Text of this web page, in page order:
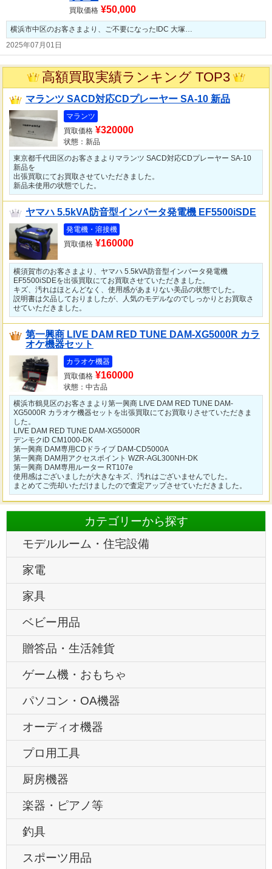
買取価格 ¥50,000
横浜市中区のお客さまより、ご不要になったIDC 大塚…
2025年07月01日
高額買取実績ランキング TOP3
マランツ SACD対応CDプレーヤー SA-10 新品
マランツ
買取価格 ¥320000
状態：新品
東京都千代田区のお客さまよりマランツ SACD対応CDプレーヤー SA-10
新品を
出張買取にてお買取させていただきました。
新品未使用の状態でした。
ヤマハ 5.5kVA防音型インバータ発電機 EF5500iSDE
発電機・溶接機
買取価格 ¥160000
横須賀市のお客さまより、ヤマハ 5.5kVA防音型インバータ発電機
EF5500iSDEを出張買取にてお買取させていただきました。
キズ、汚れはほとんどなく、使用感があまりない美品の状態でした。
説明書は欠品しておりましたが、人気のモデルなのでしっかりとお買取さ
せていただきました。
第一興商 LIVE DAM RED TUNE DAM-XG5000R カラ
オケ機器セット
カラオケ機器
買取価格 ¥160000
状態：中古品
横浜市鶴見区のお客さまより第一興商 LIVE DAM RED TUNE DAM-
XG5000R カラオケ機器セットを出張買取にてお買取りさせていただきま
した。
LIVE DAM RED TUNE DAM-XG5000R
デンモクiD CM1000-DK
第一興商 DAM専用CDドライブ DAM-CD5000A
第一興商 DAM用アクセスポイント WZR-AGL300NH-DK
第一興商 DAM専用ルーター RT107e
使用感はございましたが大きなキズ、汚れはございませんでした。
まとめてご売却いただけましたので査定アップさせていただきました。
カテゴリーから探す
モデルルーム・住宅設備
家電
家具
ベビー用品
贈答品・生活雑貨
ゲーム機・おもちゃ
パソコン・OA機器
オーディオ機器
プロ用工具
厨房機器
楽器・ピアノ等
釣具
スポーツ用品